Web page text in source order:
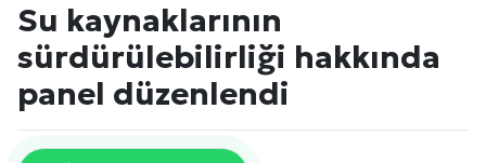
Su kaynaklarının
sürdürülebilirliği hakkında
panel düzenlendi